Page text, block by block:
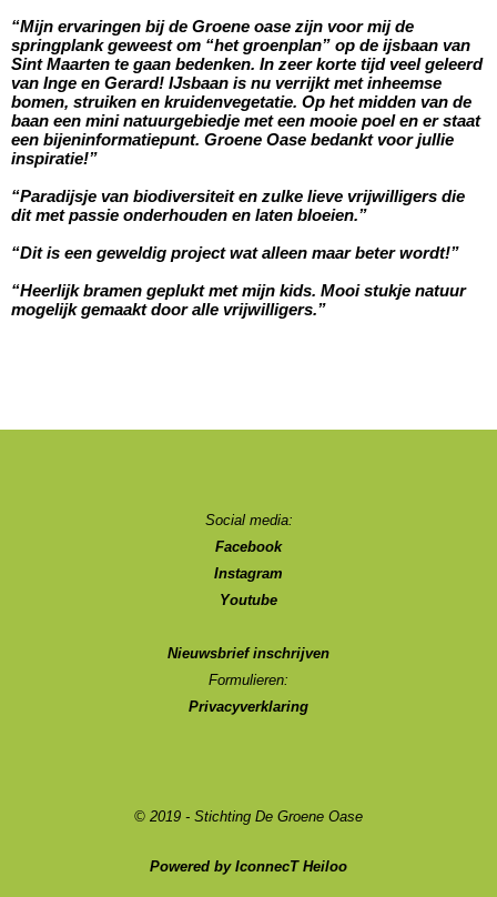
“Mijn ervaringen bij de Groene oase zijn voor mij de
springplank geweest om “het groenplan” op de ijsbaan van
Sint Maarten te gaan bedenken. In zeer korte tijd veel geleerd
van Inge en Gerard! IJsbaan is nu verrijkt met inheemse
bomen, struiken en kruidenvegetatie. Op het midden van de
baan een mini natuurgebiedje met een mooie poel en er staat
een bijeninformatiepunt. Groene Oase bedankt voor jullie
inspiratie!”
“Paradijsje van biodiversiteit en zulke lieve vrijwilligers die
dit met passie onderhouden en laten bloeien.”
“Dit is een geweldig project wat alleen maar beter wordt!”
“Heerlijk bramen geplukt met mijn kids. Mooi stukje natuur
mogelijk gemaakt door alle vrijwilligers.”
Social media:
Facebook
Instagram
Youtube
Nieuwsbrief inschrijven
Formulieren:
Privacyverklaring
© 2019 - Stichting De Groene Oase
Powered by IconnecT Heiloo